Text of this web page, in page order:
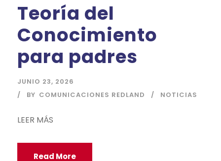
Teoría del
Conocimiento
para padres
JUNIO 23, 2026
BY COMUNICACIONES REDLAND NOTICIAS
LEER MÁS
Read More